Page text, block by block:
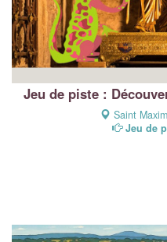
Jeu de piste :
Saint
Jeu de